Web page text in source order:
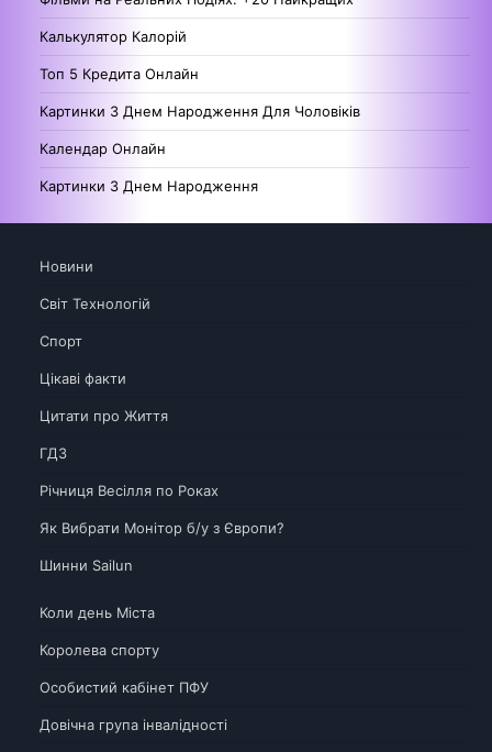
Калькулятор Калорій
Топ 5 Кредита Онлайн
Картинки З Днем Народження Для Чоловіків
Календар Онлайн
Картинки З Днем Народження
Новини
Світ Технологій
Спорт
Цікаві факти
Цитати про Життя
ГДЗ
Річниця Весілля по Роках
Як Вибрати Монітор б/у з Європи?
Шинни Sailun
Коли день Міста
Королева спорту
Особистий кабінет ПФУ
Довічна група інвалідності